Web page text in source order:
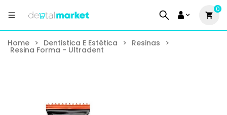
0
Home > Dentistica E Estética > Resinas >
Resina Forma - Ultradent